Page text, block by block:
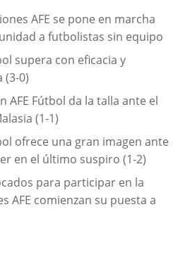
AFE se pone en marcha
a futbolistas sin equipo
supera con eficacia y
(3-0)
AFE Fútbol da la talla ante el
(1-1)
ofrece una gran imagen ante
en el último suspiro (1-2)
para participar en la
AFE comienzan su puesta a